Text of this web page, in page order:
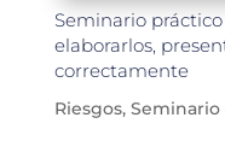
Seminario
elaborarlos,
correctamente
Riesgos, Seminario